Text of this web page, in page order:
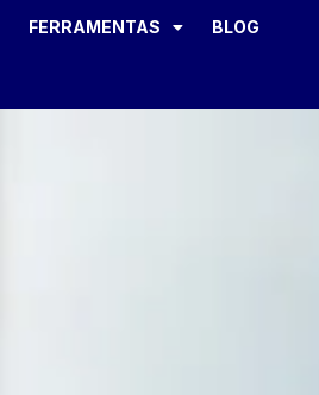
FERRAMENTAS BLOG